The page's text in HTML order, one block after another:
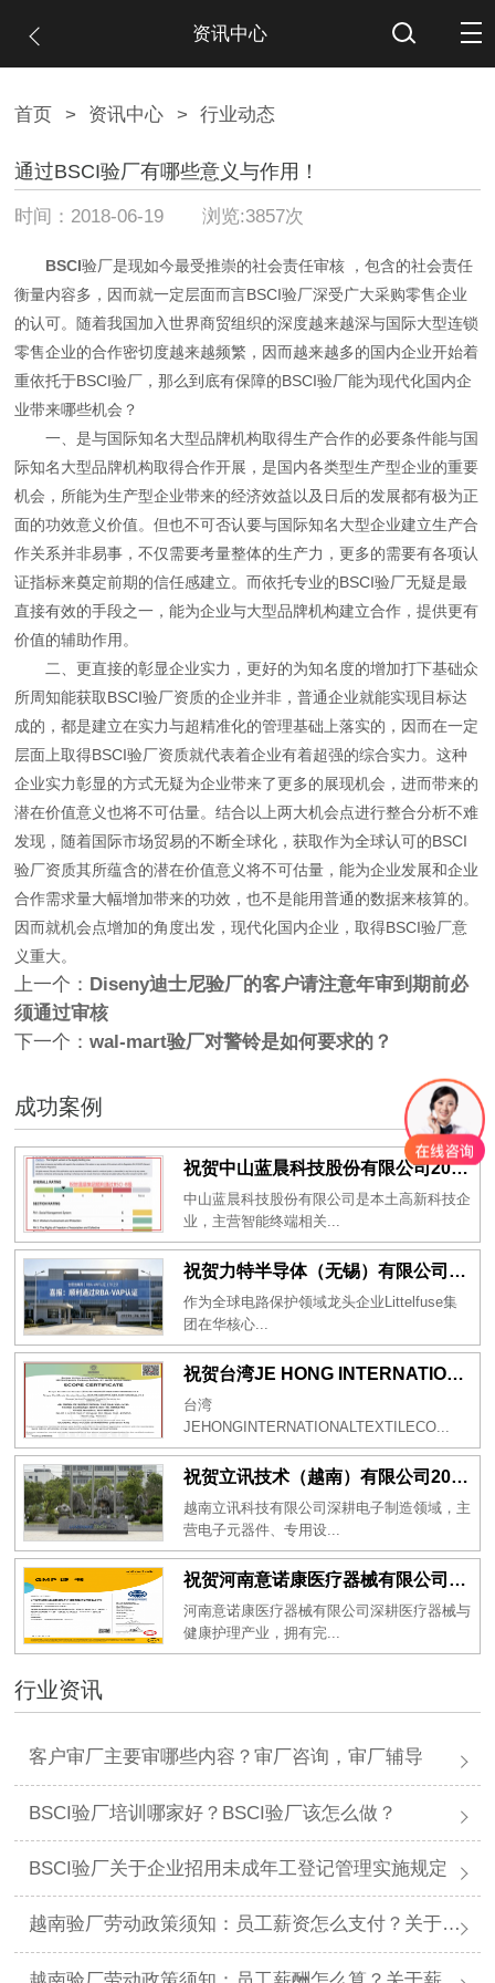
资讯中心
首页 > 资讯中心 > 行业动态
通过BSCI验厂有哪些意义与作用！
时间：2018-06-19 浏览:3857次
BSCI验厂是现如今最受推崇的社会责任审核 ，包含的社会责任
衡量内容多，因而就一定层面而言BSCI验厂深受广大采购零售企业
的认可。随着我国加入世界商贸组织的深度越来越深与国际大型连锁
零售企业的合作密切度越来越频繁，因而越来越多的国内企业开始着
重依托于BSCI验厂，那么到底有保障的BSCI验厂能为现代化国内企
业带来哪些机会？
一、是与国际知名大型品牌机构取得生产合作的必要条件能与国
际知名大型品牌机构取得合作开展，是国内各类型生产型企业的重要
机会，所能为生产型企业带来的经济效益以及日后的发展都有极为正
面的功效意义价值。但也不可否认要与国际知名大型企业建立生产合
作关系并非易事，不仅需要考量整体的生产力，更多的需要有各项认
证指标来奠定前期的信任感建立。而依托专业的BSCI验厂无疑是最
直接有效的手段之一，能为企业与大型品牌机构建立合作，提供更有
价值的辅助作用。
二、更直接的彰显企业实力，更好的为知名度的增加打下基础众
所周知能获取BSCI验厂资质的企业并非，普通企业就能实现目标达
成的，都是建立在实力与超精准化的管理基础上落实的，因而在一定
层面上取得BSCI验厂资质就代表着企业有着超强的综合实力。这种
企业实力彰显的方式无疑为企业带来了更多的展现机会，进而带来的
潜在价值意义也将不可估量。结合以上两大机会点进行整合分析不难
发现，随着国际市场贸易的不断全球化，获取作为全球认可的BSCI
验厂资质其所蕴含的潜在价值意义将不可估量，能为企业发展和企业
合作需求量大幅增加带来的功效，也不是能用普通的数据来核算的。
因而就机会点增加的角度出发，现代化国内企业，取得BSCI验厂意
义重大。
上一个： Diseny迪士尼验厂的客户请注意年审到期前必
须通过审核
下一个：wal-mart验厂对警铃是如何要求的？
成功案例
祝贺中山蓝晨科技股份有限公司2026年一次性成功通过BSCI验厂-B级
中山蓝晨科技股份有限公司是本土高新科技企
业，主营智能终端相关...
祝贺力特半导体（无锡）有限公司2026年一次性成功通过RBA-VAP认证审核并取得170.2分
作为全球电路保护领域龙头企业Littelfuse集
团在华核心...
祝贺台湾JE HONG INTERNATIONAL TEXTILE CO., LTD 2026年一次性成功通过GRS认证
台湾
JEHONGINTERNATIONALTEXTILECO...
祝贺立讯技术（越南）有限公司2026年一次性成功通过RBA-VAP审核获得金牌评级！
越南立讯科技有限公司深耕电子制造领域，主
营电子元器件、专用设...
祝贺河南意诺康医疗器械有限公司2026年一次性成功通过GMP认证
河南意诺康医疗器械有限公司深耕医疗器械与
健康护理产业，拥有完...
行业资讯
客户审厂主要审哪些内容？审厂咨询，审厂辅导
BSCI验厂培训哪家好？BSCI验厂该怎么做？
BSCI验厂关于企业招用未成年工登记管理实施规定
越南验厂劳动政策须知：员工薪资怎么支付？关于薪资支付有哪些规定呢？